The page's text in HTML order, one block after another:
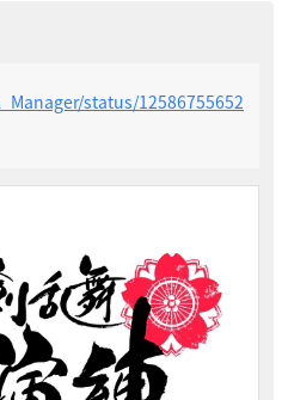
status/12586755652